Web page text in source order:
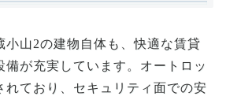
小山2の建物自体も、快適な賃貸
備が充実しています。オートロッ
れており、セキュリティ面での安